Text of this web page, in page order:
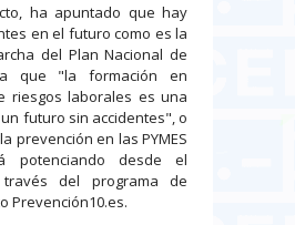
ha apuntado que hay
en el futuro como es la
del Plan Nacional de
que "la formación en
riesgos laborales es una
futuro sin accidentes", o
prevención en las PYMES
potenciando desde el
del programa de
Prevención10.es.